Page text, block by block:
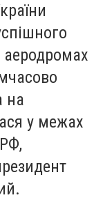
на
у межах